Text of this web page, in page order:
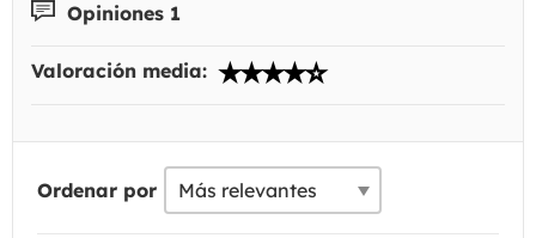
Opiniones 1
Valoración media:
Ordenar por